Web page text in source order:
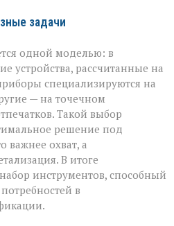
задачи
одной моделью: в
устройства, рассчитанные на
специализируются на
— на точечном
Такой выбор
решение под
важнее охват, а
В итоге
инструментов, способный
в